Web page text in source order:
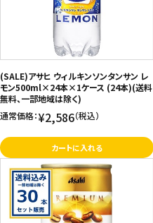
(SALE)アサヒ ウィルキンソンタンサン レ
モン500ml×24本×1ケース (24本)(送料
無料、一部地域は除く)
通常価格：¥2,586（税込）
カートに入れる